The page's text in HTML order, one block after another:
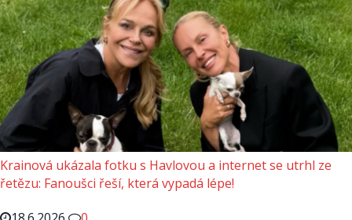
Krainová ukázala fotku s Havlovou a internet se utrhl ze
řetězu: Fanoušci řeší, která vypadá lépe!